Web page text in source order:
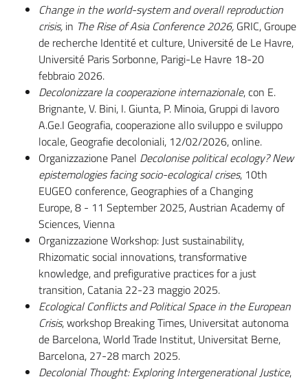
Change in the world-system and overall reproduction
crisis, in The Rise of Asia Conference 2026, GRIC, Groupe
de recherche Identité et culture, Université de Le Havre,
Université Paris Sorbonne, Parigi-Le Havre 18-20
febbraio 2026.
Decolonizzare la cooperazione internazionale, con E.
Brignante, V. Bini, I. Giunta, P. Minoia, Gruppi di lavoro
A.Ge.I Geografia, cooperazione allo sviluppo e sviluppo
locale, Geografie decoloniali, 12/02/2026, online.
Organizzazione Panel Decolonise political ecology? New
epistemologies facing socio-ecological crises, 10th
EUGEO conference, Geographies of a Changing
Europe, 8 - 11 September 2025, Austrian Academy of
Sciences, Vienna
Organizzazione Workshop: Just sustainability,
Rhizomatic social innovations, transformative
knowledge, and prefigurative practices for a just
transition, Catania 22-23 maggio 2025.
Ecological Conflicts and Political Space in the European
Crisis, workshop Breaking Times, Universitat autonoma
de Barcelona, World Trade Institut, Universitat Berne,
Barcelona, 27-28 march 2025.
Decolonial Thought: Exploring Intergenerational Justice,